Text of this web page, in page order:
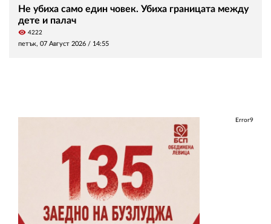
Не убиха само един човек. Убиха границата между
дете и палач
visibility 4222
петък, 07 Август 2026 / 14:55
Error9